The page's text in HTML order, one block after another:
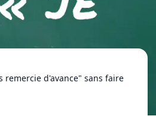
remercie d'avance" sans faire